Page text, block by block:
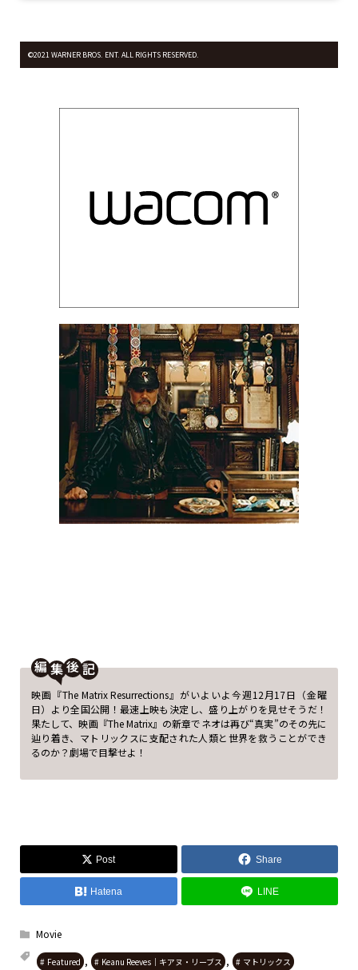
©2021 WARNER BROS. ENT. ALL RIGHTS RESERVED.
編
後
映画『The Matrix Resurrections』がいよいよ今週12月17日（金曜
日）より全国公開！最速上映も決定し、盛り上がりを見せそうだ！
果たして、映画『The Matrix』の新章でネオは再び“真実”のその先に
辿り着き、マトリックスに支配された人類と世界を救うことができ
るのか？劇場で目撃せよ！
Post Share
Hatena LINE
Movie
Featured , Keanu Reeves｜キアヌ・リーブス , マトリックス